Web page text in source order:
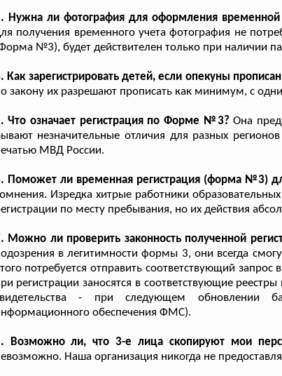
Нужна ли фотография для оформления временной
получения временного учета фотография не
№3), будет действителен только при наличии
Как зарегистрировать детей, если опекуны
закону их разрешают прописать как минимум, с
Что означает регистрация по Форме №3? Она
незначительные отличия для разных
МВД России.
Поможет ли временная регистрация (форма №3)
Изредка хитрые работники
по месту пребывания, но их действия
Можно ли проверить законность полученной
в легитимности формы 3, они всегда
потребуется отправить соответствующий
регистрации заносятся в соответствующие
- при следующем обновлении
обеспечения ФМС).
Возможно ли, что 3-е лица скопируют мои
Наша организация никогда не